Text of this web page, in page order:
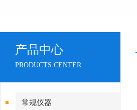
产品中心
PRODUCTS CENTER
常规仪器